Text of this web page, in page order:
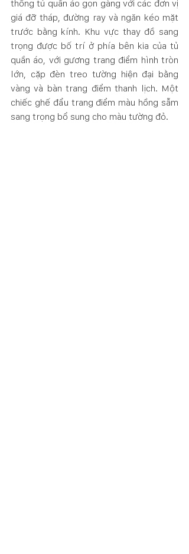
thống tủ quần áo gọn gàng với các đơn vị
giá đỡ tháp, đường ray và ngăn kéo mặt
trước bằng kính. Khu vực thay đồ sang
trọng được bố trí ở phía bên kia của tủ
quần áo, với gương trang điểm hình tròn
lớn, cặp đèn treo tường hiện đại bằng
vàng và bàn trang điểm thanh lịch. Một
chiếc ghế đẩu trang điểm màu hồng sẫm
sang trọng bổ sung cho màu tường đỏ.